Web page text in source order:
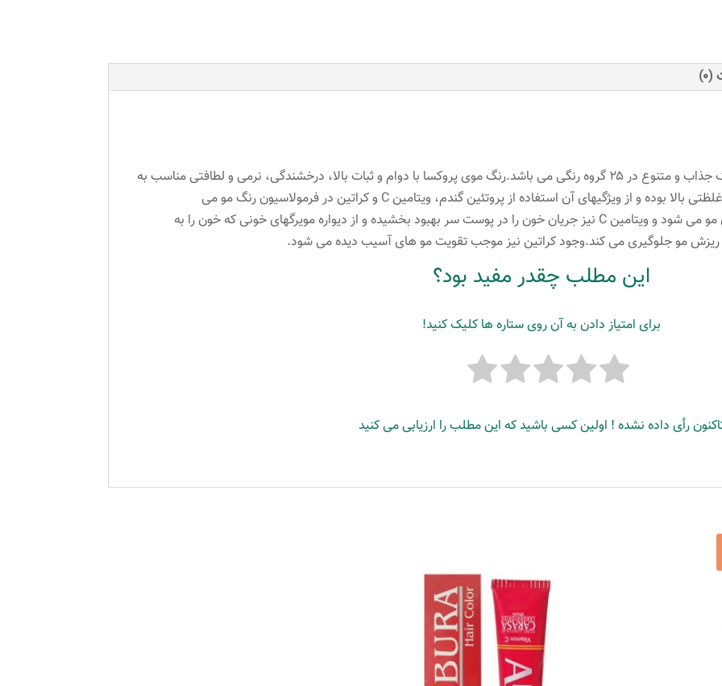
میلی
لیتر
تیره
عدد
رنگ موی پروکسا ۶۰ میلی لیتری شامل ۱۱۰ رنگ جذاب و متنوع در ۲۵ گروه رنگی می باشد.رنگ موی پروکسا با دوام و ثبات بالا، درخشندگی، نرمی و لطافتی مناسب به
مو می بخشد.این رنگ با فرمولاسیون ویژه و با غلظتی بالا بوده و از ویژگیهای آن استفاده از پروتئین گندم، ویتامین C و کراتین در فرمولاسیون رنگ مو می
باشد.پروتئین گندم باعث تقویت و حالت پذیری مو می شود و ویتامین C نیز جریان خون را در پوست سر بهبود بخشیده و از دیواره مویرگهای خونی که خون را به
ریزش مو جلوگیری می کند.وجود کراتین نیز موجب تقویت مو های آسیب دیده می شود.
این مطلب چقدر مفید بود؟
برای امتیاز دادن به آن روی ستاره ها کلیک کنید!
رأی داده نشده ! اولین کسی باشید که این مطلب را ارزیابی می کنید